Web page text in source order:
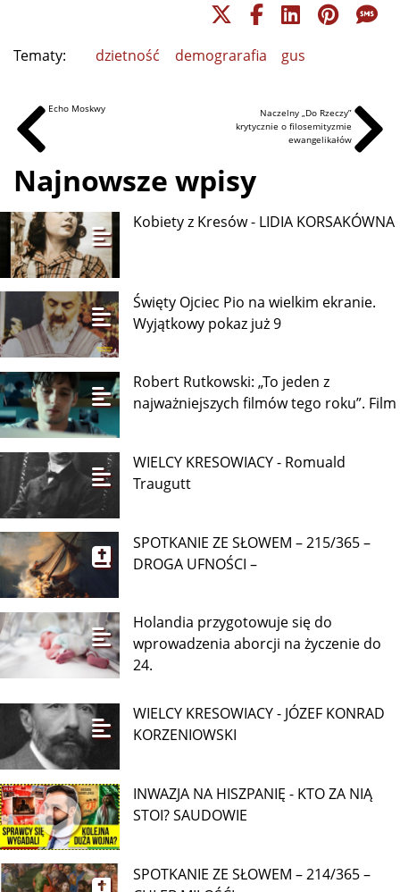
Tematy: dzietność demograrafia gus
Echo Moskwy
Naczelny „Do Rzeczy”
krytycznie o filosemityzmie
ewangelikałów
Najnowsze wpisy
Kobiety z Kresów - LIDIA KORSAKÓWNA
Święty Ojciec Pio na wielkim ekranie.
Wyjątkowy pokaz już 9
Robert Rutkowski: „To jeden z
najważniejszych filmów tego roku”. Film
WIELCY KRESOWIACY - Romuald
Traugutt
SPOTKANIE ZE SŁOWEM – 215/365 –
DROGA UFNOŚCI –
Holandia przygotowuje się do
wprowadzenia aborcji na życzenie do
24.
WIELCY KRESOWIACY - JÓZEF KONRAD
KORZENIOWSKI
INWAZJA NA HISZPANIĘ - KTO ZA NIĄ
STOI? SAUDOWIE
SPOTKANIE ZE SŁOWEM – 214/365 –